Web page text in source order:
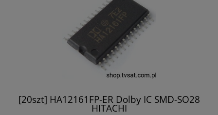
[20szt] HA12161FP-ER Dolby IC SMD-SO28
HITACHI